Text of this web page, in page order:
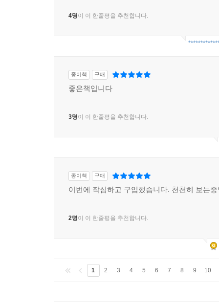
4명이 이 한줄평을 추천합니다.
종이책 구매
좋은책입니다
3명이 이 한줄평을 추천합니다.
종이책 구매
이번에 작심하고 구입했습니다. 천천히 보는
2명이 이 한줄평을 추천합니다.
1 2 3 4 5 6 7 8 9 10